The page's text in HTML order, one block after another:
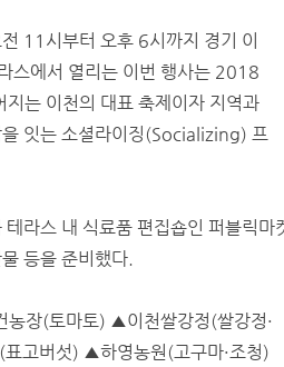
11시부터 오후 6시까지 경기 이
스에서 열리는 이번 행사는 2018
지는 이천의 대표 축제이자 지역과
잇는 소셜라이징(Socializing) 프
라스 내 식료품 편집숍인 퍼블릭
등을 준비했다.
장(토마토) ▲이천쌀강정(쌀강정·
고버섯) ▲하영농원(고구마·조청)